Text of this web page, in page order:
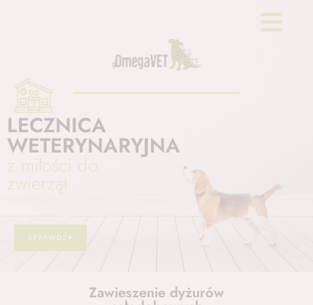
SPRAWDŹ
LECZNICA
WETERYNARYJNA
z miłości do
zwierząt
Zawieszenie dyżurów